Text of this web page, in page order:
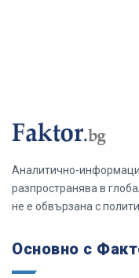
Аналитично-
разпространява в
не е обвързана с
Основно с